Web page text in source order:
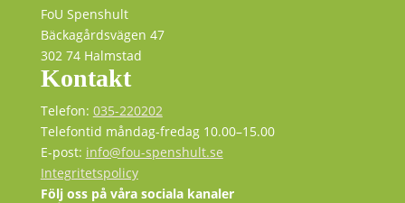
FoU Spenshult
Bäckagårdsvägen 47
302 74 Halmstad
Kontakt
Telefon: 035-220202
Telefontid måndag-fredag 10.00–15.00
E-post: info@fou-spenshult.se
Integritetspolicy
Följ oss på våra sociala kanaler